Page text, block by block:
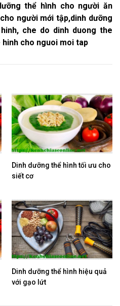
thể hình cho người ăn
người mới tập,dinh dưỡng
che do dinh duong the
hinh cho nguoi moi tap
Dinh dưỡng thể hình tối ưu cho
siết cơ
Dinh dưỡng thể hình hiệu quả
với gạo lứt